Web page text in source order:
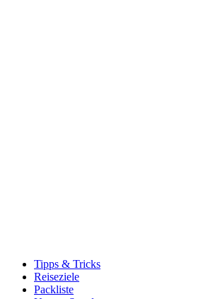
Tipps & Tricks
Reiseziele
Packliste